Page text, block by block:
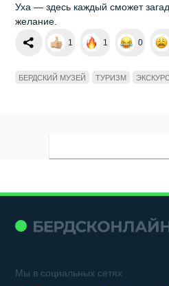
Уха — здесь каждый сможет
желание.
1 1 0
БЕРДСКИЙ МУЗЕЙ ТУРИЗМ
Мы в социальных сетях